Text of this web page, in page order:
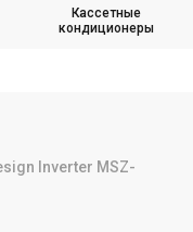
Кассетные
кондиционеры
Inverter MSZ-